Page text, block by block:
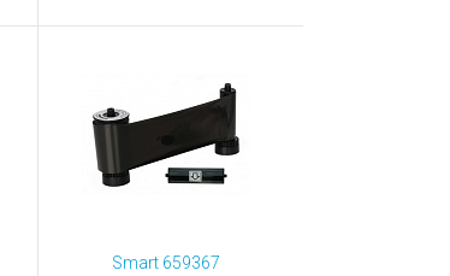
Smart 659367